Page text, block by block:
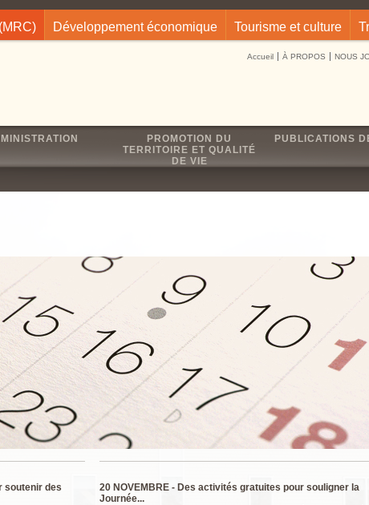
Développement économique Tourisme et culture
Accueil À PROPOS NOUS
PROMOTION DU
TERRITOIRE ET QUALITÉ
DE VIE
PUBLICATIONS
soutenir des
20 NOVEMBRE - Des activités gratuites pour souligner la
Journée...